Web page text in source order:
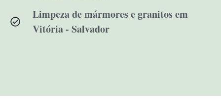
Limpeza de mármores e granitos em
Vitória - Salvador